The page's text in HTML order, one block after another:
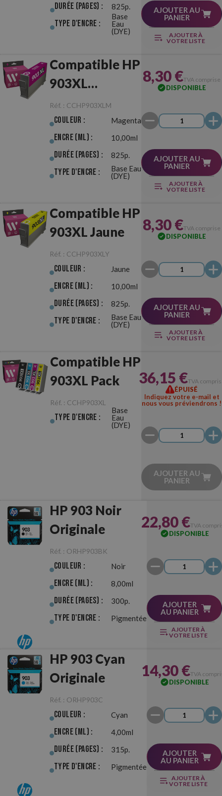
Durée (pages) : 825p.
Type d'Encre :
Base
Eau
(DYE)
AJOUTER AU
PANIER
AJOUTER À
VOTRE LISTE
Compatible HP
903XL
Magenta
Réf. : CCHP903XLM
Couleur : Magenta
Encre (ml) : 10,00ml
Durée (pages) : 825p.
Type d'Encre :
Base Eau
(DYE)
8,30 €TVA comprise
DISPONIBLE
AJOUTER AU
PANIER
AJOUTER À
VOTRE LISTE
Compatible HP
903XL Jaune
Réf. : CCHP903XLY
Couleur : Jaune
Encre (ml) : 10,00ml
Durée (pages) : 825p.
Type d'Encre :
Base Eau
(DYE)
8,30 €TVA comprise
DISPONIBLE
AJOUTER AU
PANIER
AJOUTER À
VOTRE LISTE
Compatible HP
903XL Pack
Réf. : CCHP903XL
Type d'Encre :
Base
Eau
(DYE)
36,15 €TVA
ÉPUISÉ
Indiquez votre e-mail et
nous vous préviendrons !
AJOUTER AU
PANIER
HP 903 Noir
Originale
Réf. : ORHP903BK
Couleur : Noir
Encre (ml) : 8,00ml
Durée (pages) : 300p.
Type d'Encre : Pigmentée
22,80 €TVA
DISPONIBLE
AJOUTER
AU PANIER
AJOUTER À
VOTRE LISTE
HP 903 Cyan
Originale
Réf. : ORHP903C
Couleur : Cyan
Encre (ml) : 4,00ml
Durée (pages) : 315p.
Type d'Encre : Pigmentée
14,30 €TVA
DISPONIBLE
AJOUTER
AU PANIER
AJOUTER À
VOTRE LISTE